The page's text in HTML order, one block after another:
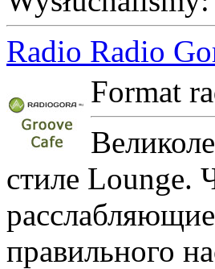
Radio Radio
Format
стиле Lounge.
правильного